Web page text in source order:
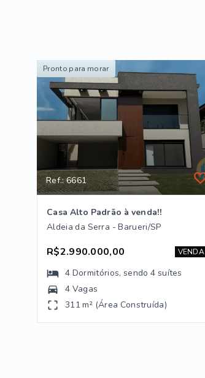
Pronto para morar
Ref.: 6661
Casa Alto Padrão à venda!!
Aldeia da Serra - Barueri/SP
R$2.990.000,00 VENDA
4 Dormitórios, sendo4 suítes
4 Vagas
311 m² (Área Construída)